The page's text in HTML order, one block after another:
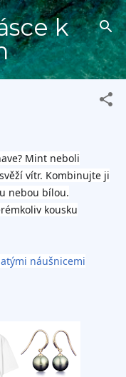
k
Mint neboli
vítr. Kombinujte ji
nebou bílou.
kousku
náušnicemi